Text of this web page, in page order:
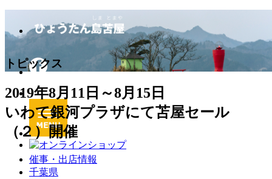
トピックス
2019年8月11日～8月15日
いわて銀河プラザにて苫屋セール
（２）開催
催事・出店情報
千葉県